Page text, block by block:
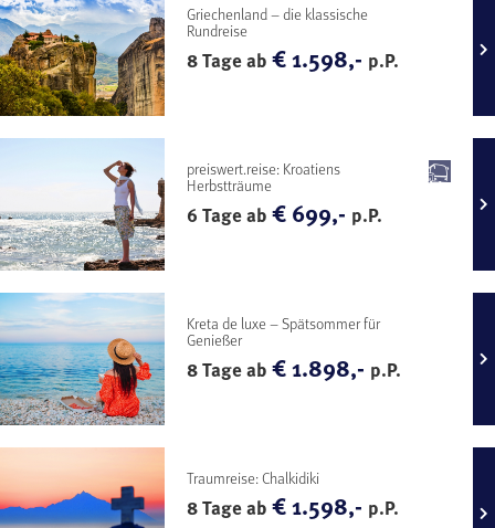
Griechenland – die klassische
Rundreise
8 Tage ab€ 1.598,- p.P.
preiswert.reise: Kroatiens
Herbstträume
6 Tage ab€ 699,- p.P.
Kreta de luxe – Spätsommer für
Genießer
8 Tage ab€ 1.898,- p.P.
Traumreise: Chalkidiki
8 Tage ab€ 1.598,- p.P.